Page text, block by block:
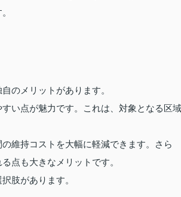
のメリットがあります。
い点が魅力です。これは、対象となる区域
維持コストを大幅に軽減できます。さら
点も大きなメリットです。
肢があります。